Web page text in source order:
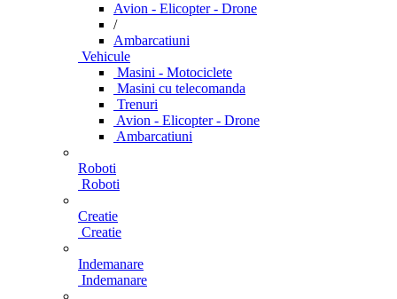
Avion - Elicopter - Drone
/
Ambarcatiuni
Vehicule
Masini - Motociclete
Masini cu telecomanda
Trenuri
Avion - Elicopter - Drone
Ambarcatiuni
Roboti
Roboti
Creatie
Creatie
Indemanare
Indemanare